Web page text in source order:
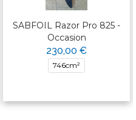
SABFOIL Razor Pro 825 -
Occasion
230,00 €
746cm²